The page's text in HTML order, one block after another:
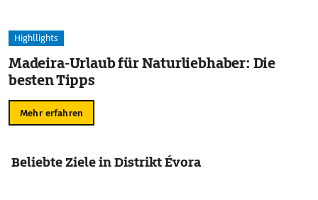
Highllights
Madeira-Urlaub für Naturliebhaber: Die
besten Tipps
Mehr erfahren
Beliebte Ziele in Distrikt Évora